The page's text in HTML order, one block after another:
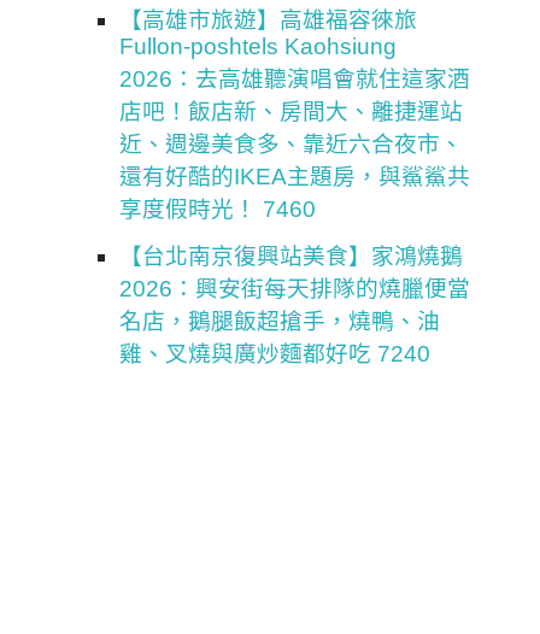
【高雄市旅遊】高雄福容徠旅
Fullon-poshtels Kaohsiung
2026：去高雄聽演唱會就住這家酒
店吧！飯店新、房間大、離捷運站
近、週邊美食多、靠近六合夜市、
還有好酷的IKEA主題房，與鯊鯊共
享度假時光！ 7460
【台北南京復興站美食】家鴻燒鵝
2026：興安街每天排隊的燒臘便當
名店，鵝腿飯超搶手，燒鴨、油
雞、叉燒與廣炒麵都好吃 7240